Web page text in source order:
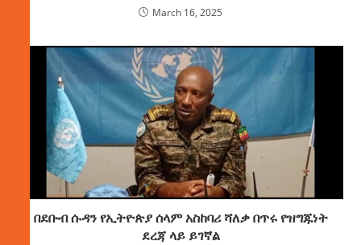
March 16, 2025
በደቡብ ሱዳን የኢትዮጵያ ሰላም አስከባሪ ሻለቃ በጥሩ የዝግጁነት
ደረጃ ላይ ይገኛል